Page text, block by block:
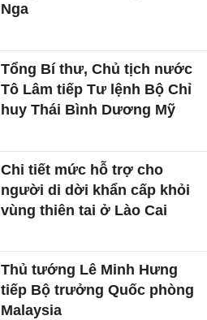
Nga
Tổng Bí thư, Chủ tịch nước
Tô Lâm tiếp Tư lệnh Bộ Chỉ
huy Thái Bình Dương Mỹ
Chi tiết mức hỗ trợ cho
người di dời khẩn cấp khỏi
vùng thiên tai ở Lào Cai
Thủ tướng Lê Minh Hưng
tiếp Bộ trưởng Quốc phòng
Malaysia